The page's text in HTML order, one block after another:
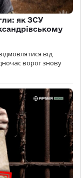
як ЗСУ
від
ворог знову